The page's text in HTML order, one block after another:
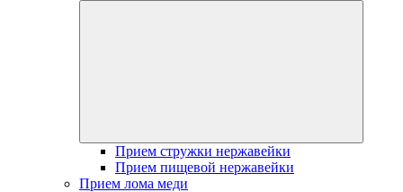
Прием стружки нержавейки
Прием пищевой нержавейки
Прием лома меди